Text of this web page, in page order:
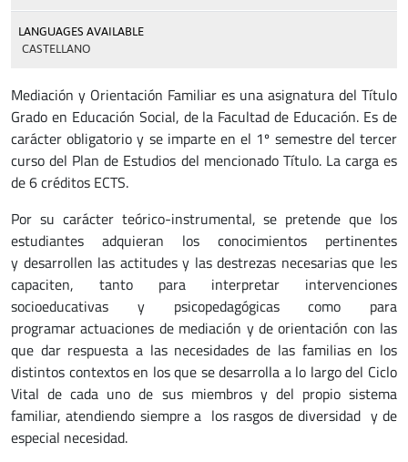
LANGUAGES AVAILABLE
CASTELLANO
Mediación y Orientación Familiar es una asignatura del Título
Grado en Educación Social, de la Facultad de Educación. Es de
carácter obligatorio y se imparte en el 1º semestre del tercer
curso del Plan de Estudios del mencionado Título. La carga es
de 6 créditos ECTS.
Por su carácter teórico-instrumental, se pretende que los
estudiantes adquieran los conocimientos pertinentes
y desarrollen las actitudes y las destrezas necesarias que les
capaciten, tanto para interpretar intervenciones
socioeducativas y psicopedagógicas como para
programar actuaciones de mediación y de orientación con las
que dar respuesta a las necesidades de las familias en los
distintos contextos en los que se desarrolla a lo largo del Ciclo
Vital de cada uno de sus miembros y del propio sistema
familiar, atendiendo siempre a los rasgos de diversidad y de
especial necesidad.